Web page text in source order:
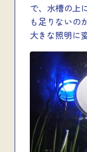
で、水槽の上
も足りないの
大きな照明に